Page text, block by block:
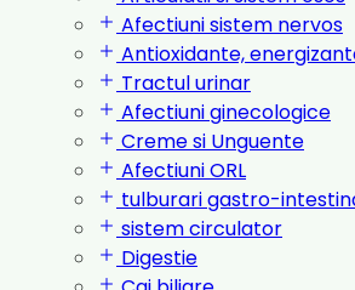
Afectiuni sistem nervos
Antioxidante,
Tractul urinar
Afectiuni ginecologice
Creme si Unguente
Afectiuni ORL
tulburari gastro-
sistem circulator
Digestie